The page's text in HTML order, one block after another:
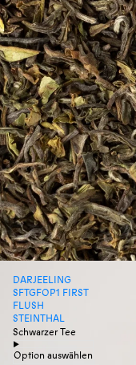
DARJEELING
SFTGFOP1 FIRST
FLUSH
STEINTHAL
Schwarzer Tee
Option auswählen